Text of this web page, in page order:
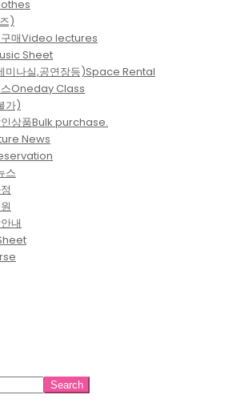
)
매Video lectures
Sheet
미나실,공연장등)Space Rental
Oneday Class
가)
상품Bulk purchase.
News
스
내